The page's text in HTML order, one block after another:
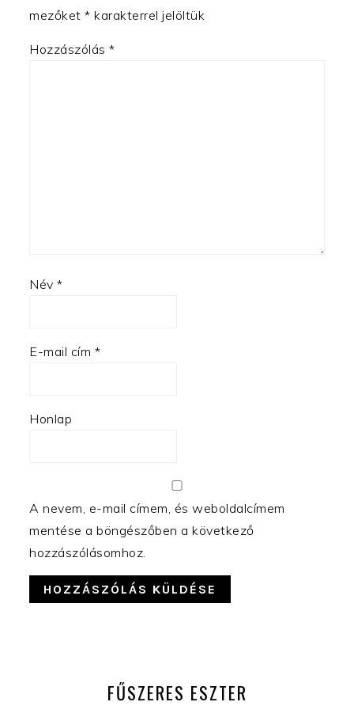
mezőket * karakterrel jelöltük
Hozzászólás *
Név *
E-mail cím *
Honlap
A nevem, e-mail címem, és weboldalcímem
mentése a böngészőben a következő
hozzászólásomhoz.
OLDALSÁVFŰSZERES ESZTER